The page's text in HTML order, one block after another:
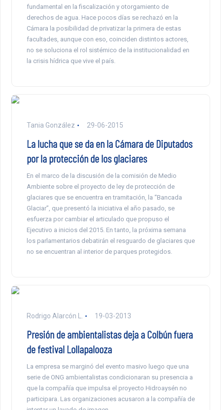
fundamental en la fiscalización y otorgamiento de
derechos de agua. Hace pocos días se rechazó en la
Cámara la posibilidad de privatizar la primera de estas
facultades, aunque con eso, coinciden distintos actores,
no se soluciona el rol sistémico de la institucionalidad en
la crisis hídrica que vive el país.
Tania González 29-06-2015
La lucha que se da en la Cámara de Diputados
por la protección de los glaciares
En el marco de la discusión de la comisión de Medio
Ambiente sobre el proyecto de ley de protección de
glaciares que se encuentra en tramitación, la “Bancada
Glaciar”, que presentó la iniciativa el año pasado, se
esfuerza por cambiar el articulado que propuso el
Ejecutivo a inicios del 2015. En tanto, la próxima semana
los parlamentarios debatirán el resguardo de glaciares que
no se encuentran al interior de parques protegidos.
Rodrigo Alarcón L. 19-03-2013
Presión de ambientalistas deja a Colbún fuera
de festival Lollapalooza
La empresa se marginó del evento masivo luego que una
serie de ONG ambientalistas condicionaran su presencia a
que la compañía que impulsa el proyecto Hidroaysén no
participara. Las organizaciones acusaron a la compañía de